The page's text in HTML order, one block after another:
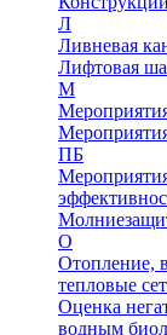
Л
Ливневая
Лифтовая
М
ПБ
О
Отопление,
тепловые
Оценка
водным